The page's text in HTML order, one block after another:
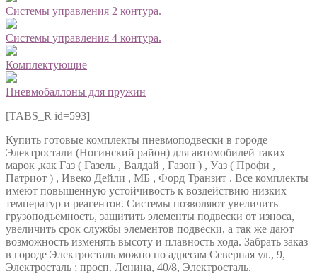
Системы управления 2 контура.
Системы управления 4 контура.
Комплектующие
Пневмобаллоны для пружин
[TABS_R id=593]
Купить готовые комплекты пневмоподвески в городе
Электростали (Ногинский район) для автомобилей таких
марок ,как Газ ( Газель , Валдай , Газон ) , Уаз ( Профи ,
Патриот ) , Ивеко Дейли , МБ , Форд Транзит . Все комплекты
имеют повышенную устойчивость к воздействию низких
температур и реагентов. Системы позволяют увеличить
грузоподъемность, защитить элементы подвески от износа,
увеличить срок службы элементов подвески, а так же дают
возможность изменять высоту и плавность хода. Забрать заказ
в городе Электросталь можно по адресам Северная ул., 9,
Электросталь ; просп. Ленина, 40/8, Электросталь.